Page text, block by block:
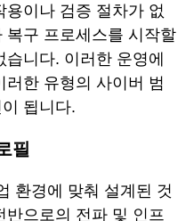
이나 검증 절차가 없
복구 프로세스를 시작할
니다. 이러한 운영에
한 유형의 사이버 범
됩니다.
필
환경에 맞춰 설계된 것
반으로의 전파 및 인프